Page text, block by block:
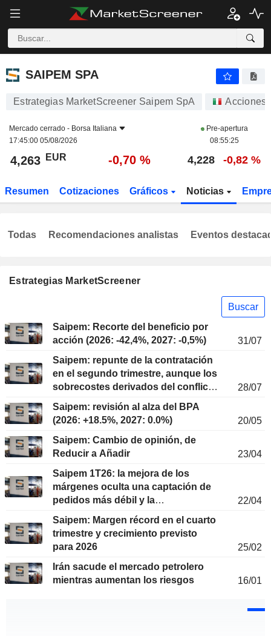
SAIPEM SPA
SAIPEM SPA
Estrategias MarketScreener Saipem SpA Acciones
Mercado cerrado - Borsa Italiana
17:45:00 05/08/2026
Pre-apertura
08:55:25
4,263 EUR -0,70 % 4,228 -0,82 %
Resumen Cotizaciones Gráficos Noticias
Estrategias MarketScreener
Buscar
Saipem: Recorte del beneficio por
acción (2026: -42,4%, 2027: -0,5%)
31/07
Saipem: repunte de la contratación
en el segundo trimestre, aunque los
sobrecostes derivados del conflicto
lastran los márgenes
28/07
Saipem: revisión al alza del BPA
(2026: +18.5%, 2027: 0.0%)
20/05
Saipem: Cambio de opinión, de
Reducir a Añadir
23/04
Saipem 1T26: la mejora de los
márgenes oculta una captación de
pedidos más débil y la
incertidumbre en Ormuz
22/04
Saipem: Margen récord en el cuarto
trimestre y crecimiento previsto
para 2026
25/02
Irán sacude el mercado petrolero
mientras aumentan los riesgos
16/01
Todas Recomendaciones analistas Eventos